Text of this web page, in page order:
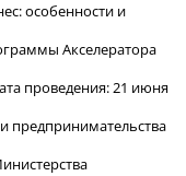
особенности и
Акселератора
проведения: 21 июня
предпринимательства